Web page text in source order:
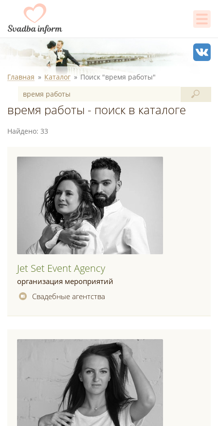
Главная Каталог Поиск "время работы"
время работы - поиск в каталоге
Найдено: 33
Jet Set Event Agency
организация мероприятий
Свадебные агентства